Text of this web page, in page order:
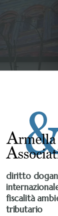
diritto
fiscalità
tributario